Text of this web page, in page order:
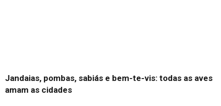
Jandaias, pombas, sabiás e bem-te-vis: todas as aves
amam as cidades